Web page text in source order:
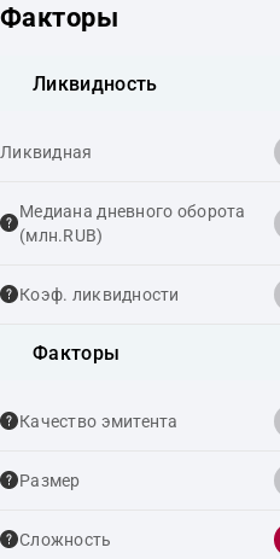
Факторы
Ликвидность
Ликвидная
Медиана дневного оборота
(млн.RUB)
Коэф. ликвидности
Факторы
Качество эмитента
Размер
Сложность